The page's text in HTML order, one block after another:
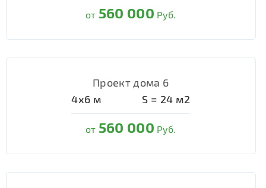
от 560 000 Руб.
Проект дома 6
4х6 м S = 24 м2
от 560 000 Руб.